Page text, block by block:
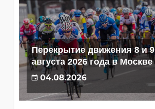
Перекрытие движения 8 и 9
августа 2026 года в Москве
04.08.2026